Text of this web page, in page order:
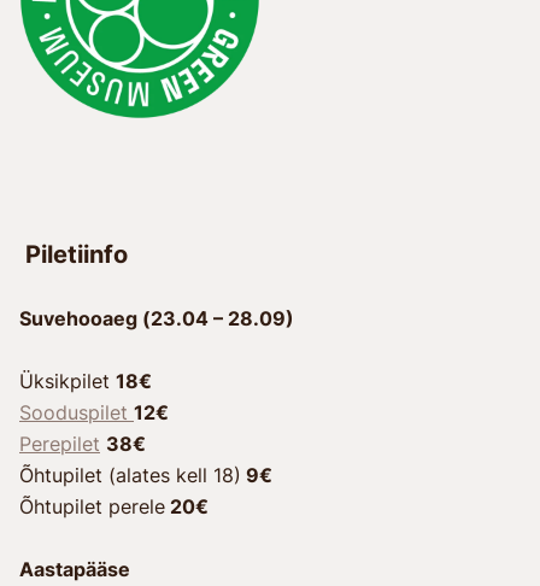
Piletiinfo
Suvehooaeg (23.04 – 28.09)
Üksikpilet 18€
Sooduspilet 12€
Perepilet 38€
Õhtupilet (alates kell 18) 9€
Õhtupilet perele 20€
Aastapääse